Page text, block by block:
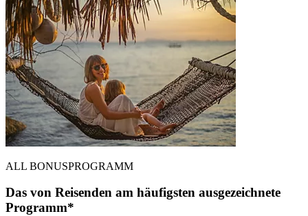
ALL BONUSPROGRAMM
Das von Reisenden am häufigsten ausgezeichnete
Programm*